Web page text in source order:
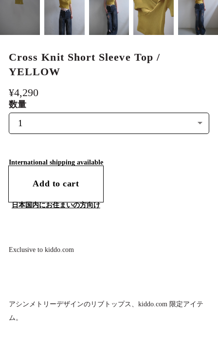
Cross Knit Short Sleeve Top /
YELLOW
¥4,290
数量
International shipping available
Add to cart
日本国内にお住まいの方向け
Exclusive to kiddo.com
アシンメトリーデザインのリブトップス、kiddo.com 限定アイテ
ム。